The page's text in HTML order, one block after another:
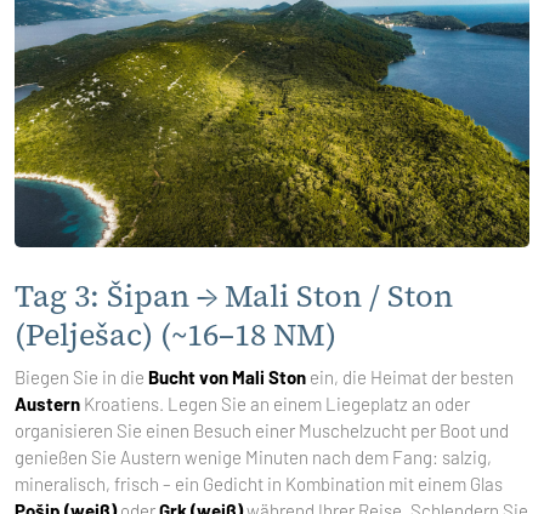
Tag 3: Šipan → Mali Ston / Ston
(Pelješac) (~16–18 NM)
Biegen Sie in die Bucht von Mali Ston ein, die Heimat der besten
Austern Kroatiens. Legen Sie an einem Liegeplatz an oder
organisieren Sie einen Besuch einer Muschelzucht per Boot und
genießen Sie Austern wenige Minuten nach dem Fang: salzig,
mineralisch, frisch – ein Gedicht in Kombination mit einem Glas